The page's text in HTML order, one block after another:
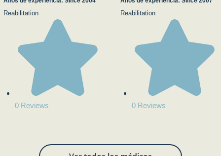
Reabilitation
0 Reviews
Reabilitation
0 Reviews